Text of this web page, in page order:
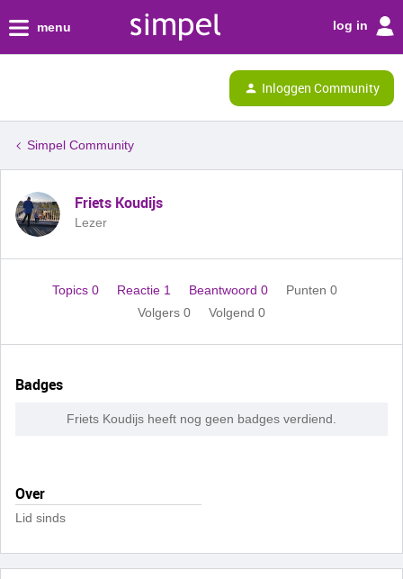
menu log in
Inloggen Community
Simpel Community
Friets Koudijs
Lezer
Topics 0 Reactie 1 Beantwoord 0
Punten 0
Volgers 0 Volgend 0
Badges
Friets Koudijs heeft nog geen badges verdiend.
Over
Lid sinds